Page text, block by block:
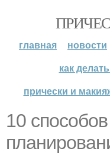
главная новости
как
прически и
10